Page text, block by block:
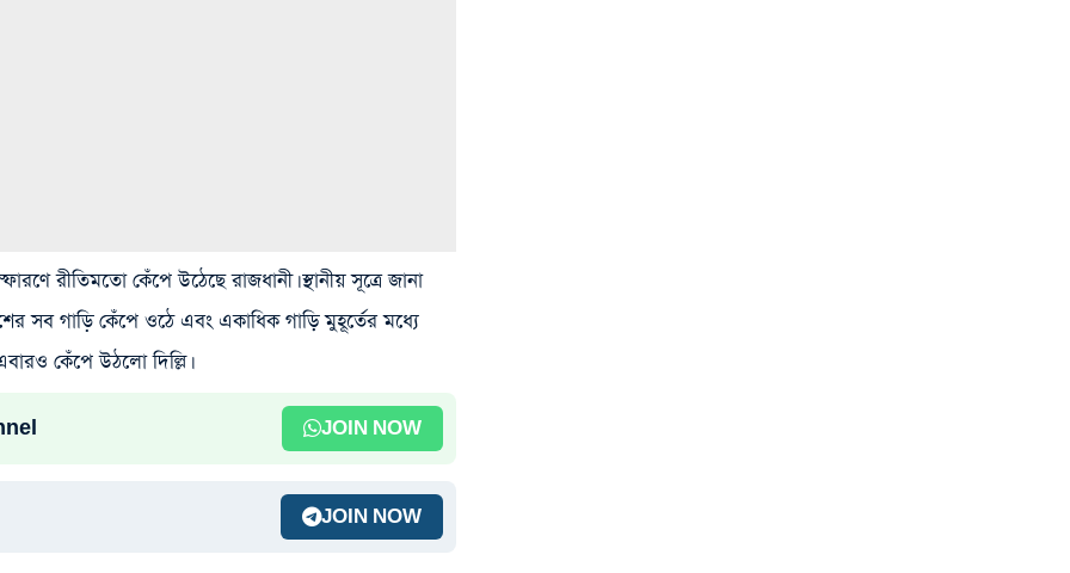
রীতিমতো কেঁপে উঠেছে রাজধানী। স্থানীয় সূত্রে জানা
সব গাড়ি কেঁপে ওঠে এবং একাধিক গাড়ি মুহূর্তের মধ্যে
কেঁপে উঠলো দিল্লি।
JOIN NOW
JOIN NOW